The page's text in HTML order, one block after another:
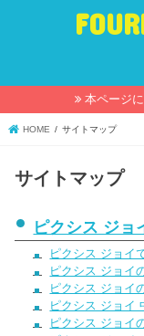
本ページ
HOME サイトマップ
サイトマップ
ピクシス ジョ
ピクシス ジョイ
ピクシス ジョイ
ピクシス ジョイ
ピクシス ジョイ
ピクシス ジョイ